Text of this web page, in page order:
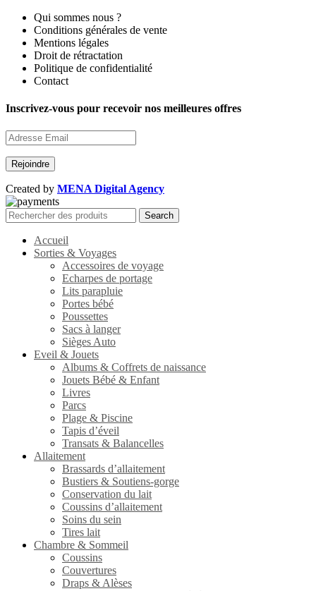
Qui sommes nous ?
Conditions générales de vente
Mentions légales
Droit de rétractation
Politique de confidentialité
Contact
Inscrivez-vous pour recevoir nos meilleures offres
Created by MENA Digital Agency
Search
Accueil
Sorties & Voyages
Accessoires de voyage
Echarpes de portage
Lits parapluie
Portes bébé
Poussettes
Sacs à langer
Sièges Auto
Eveil & Jouets
Albums & Coffrets de naissance
Jouets Bébé & Enfant
Livres
Parcs
Plage & Piscine
Tapis d’éveil
Transats & Balancelles
Allaitement
Brassards d’allaitement
Bustiers & Soutiens-gorge
Conservation du lait
Coussins d’allaitement
Soins du sein
Tires lait
Chambre & Sommeil
Coussins
Couvertures
Draps & Alèses